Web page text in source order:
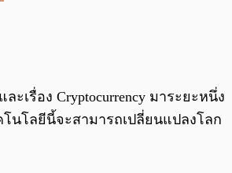
ละเรื่อง Cryptocurrency มาระยะหนึ่ง
โนโลยีนี้จะสามารถเปลี่ยนแปลงโลก